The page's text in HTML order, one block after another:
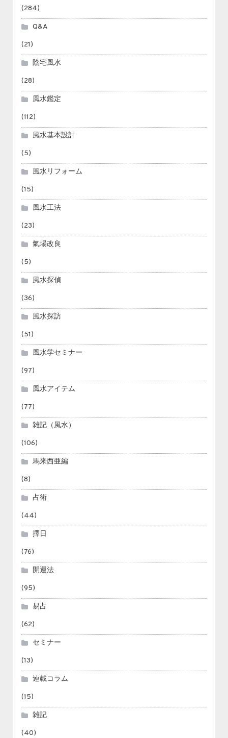
(284)
Q&A
(21)
陰宅風水
(28)
風水鑑定
(112)
風水基本設計
(5)
風水リフォーム
(15)
風水工法
(23)
氣場改良
(5)
風水探偵
(36)
風水探訪
(51)
風水学セミナー
(97)
風水アイテム
(77)
雑記（風水）
(106)
馬来西亜編
(8)
占術
(44)
擇日
(76)
開運法
(95)
易占
(62)
セミナー
(13)
連載コラム
(15)
雑記
(40)